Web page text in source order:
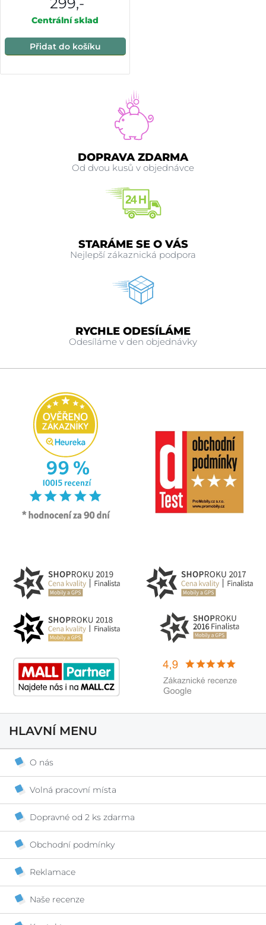
Centrální sklad
Přidat do košíku
DOPRAVA ZDARMA
Od dvou kusů v objednávce
STARÁME SE O VÁS
Nejlepší zákaznická podpora
RYCHLE ODESÍLÁME
Odesíláme v den objednávky
HLAVNÍ MENU
O nás
Volná pracovní místa
Dopravné od 2 ks zdarma
Obchodní podmínky
Reklamace
Naše recenze